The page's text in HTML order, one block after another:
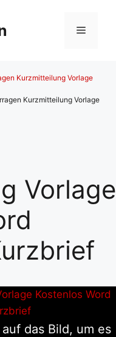
Menü
Kurzmitteilung Vorlage
Kurzmitteilung Vorlage
Vorlage
das Bild, um es